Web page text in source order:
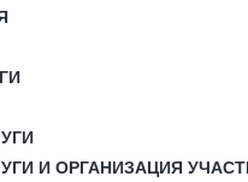
И ОРГАНИЗАЦИЯ